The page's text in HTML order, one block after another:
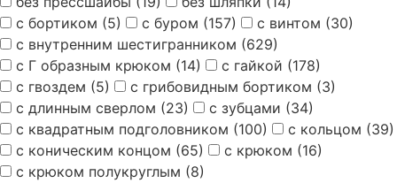
с бортиком (5) с буром (157) с винтом (30)
с внутренним шестигранником (629)
с Г образным крюком (14) с гайкой (178)
с гвоздем (5) с грибовидным бортиком (3)
с длинным сверлом (23) с зубцами (34)
с квадратным подголовником (100) с кольцом (39)
с коническим концом (65) с крюком (16)
с крюком полукруглым (8)